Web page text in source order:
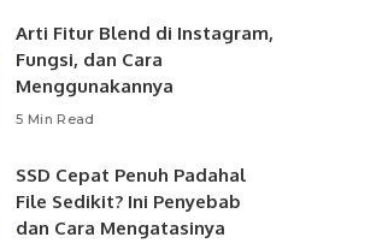
Arti Fitur Blend di Instagram,
Fungsi, dan Cara
Menggunakannya
5 Min Read
SSD Cepat Penuh Padahal
File Sedikit? Ini Penyebab
dan Cara Mengatasinya